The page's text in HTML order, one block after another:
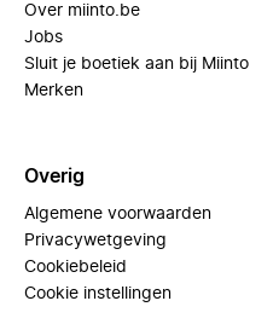
Over miinto.be
Jobs
Sluit je boetiek aan bij Miinto
Merken
Overig
Algemene voorwaarden
Privacywetgeving
Cookiebeleid
Cookie instellingen